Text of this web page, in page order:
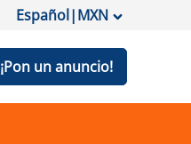
Español|MXN
¡Pon un anuncio!